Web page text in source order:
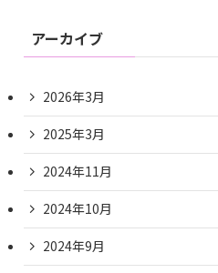
アーカイブ
2026年3月
2025年3月
2024年11月
2024年10月
2024年9月